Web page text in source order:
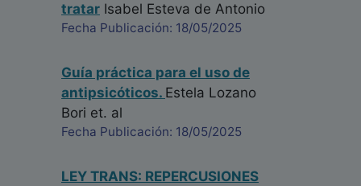
tratar Isabel Esteva de Antonio
Fecha Publicación: 18/05/2025
Guía práctica para el uso de
antipsicóticos. Estela Lozano
Bori et. al
Fecha Publicación: 18/05/2025
LEY TRANS: REPERCUSIONES